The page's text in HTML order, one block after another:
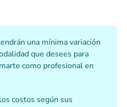
una mínima variación
que desees para
como profesional en
costos según sus